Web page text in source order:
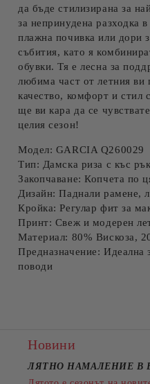
да бъде стилизирана за
за непринудена разходка
плажна почивка или дори
събития, като я
обувки. Тя е лесна за
любима част от летния ви
качество, комфорт и стил
ще ви кара да се
целия сезон!
Модел: GARCIA Q260029
Тип: Дамска риза с къс
Закопчаване: Копчета по
Дизайн: Паднали рамене,
Кройка: Регулар фит за
Принт: Свеж и модерен
Материал: 80% Вискоза,
Предназначение: Идеална
поводи
Новини
ЛЯТНО НАМАЛЕНИЕ В